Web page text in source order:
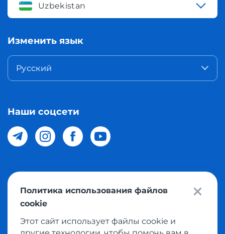
Uzbekistan
Изменить язык
Русский
Наши соцсети
© 2026 Meest Shopping доставка покупок с интернет
магазинов мира в Узбекистан. Все права защищены
Политика конфиденциальности
Политика использования файлов
cookie
Этот сайт использует файлы cookie и